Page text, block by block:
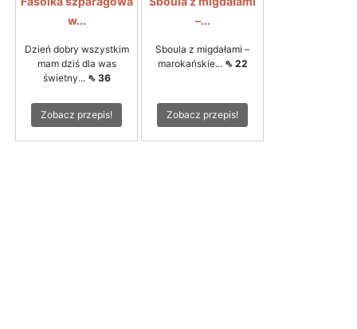
w...
Dzień dobry wszystkim
mam dziś dla was
świetny... ⇖ 36
Zobacz przepis!
–...
Sboula z migdałami –
marokańskie... ⇖ 22
Zobacz przepis!